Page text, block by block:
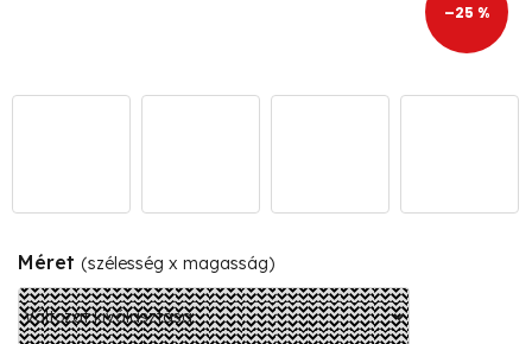
–25 %
Méret (szélesség x magasság)